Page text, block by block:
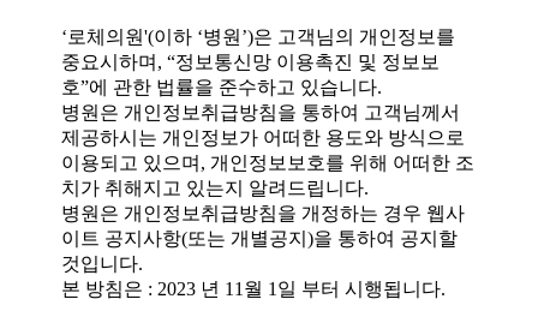
‘로체의원'(이하 ‘병원’)은 고객님의 개인정보를
중요시하며, “정보통신망 이용촉진 및 정보보
호”에 관한 법률을 준수하고 있습니다.
병원은 개인정보취급방침을 통하여 고객님께서
제공하시는 개인정보가 어떠한 용도와 방식으로
이용되고 있으며, 개인정보보호를 위해 어떠한 조
치가 취해지고 있는지 알려드립니다.
병원은 개인정보취급방침을 개정하는 경우 웹사
이트 공지사항(또는 개별공지)을 통하여 공지할
것입니다.
본 방침은 : 2023 년 11월 1일 부터 시행됩니다.